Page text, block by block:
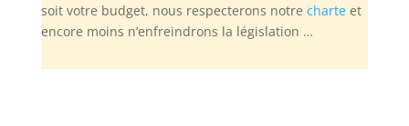
soit votre budget, nous respecterons notre charteet
encore moins n’enfreindrons la législation …